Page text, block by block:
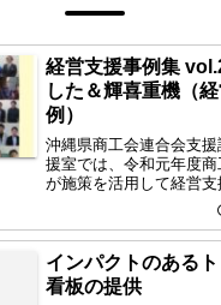
経営支援事例集
した＆輝喜重機（
例）
沖縄県商工会連合会支
援室では、令和元年度
が施策を活用して経営支
例をまとめた、経営支
ました。経営革新計画
策定支援、小規模事業
ものづくり補助金の活
インパクトのある
看板の提供